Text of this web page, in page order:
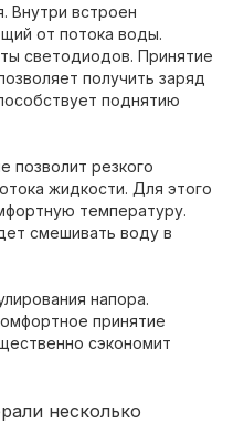
Внутри встроен
от потока воды.
светодиодов. Принятие
получить заряд
поднятию
позволит резкого
жидкости. Для этого
температуру.
смешивать воду в
напора.
принятие
сэкономит
несколько